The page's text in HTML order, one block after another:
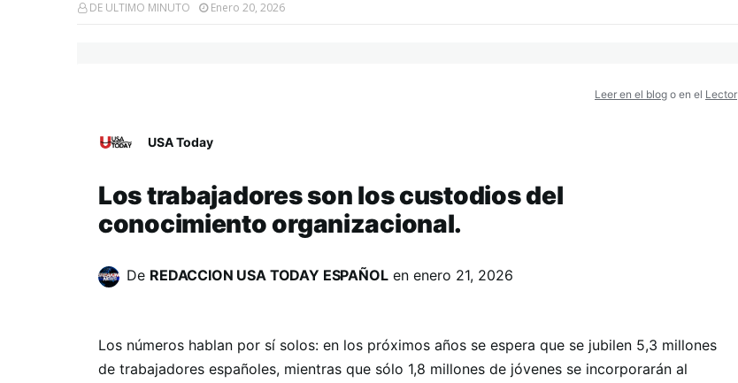
DE ULTIMO MINUTO Enero 20, 2026
Leer en el blog o en el Lector
USA Today
Los trabajadores son los custodios del
conocimiento organizacional.
De REDACCION USA TODAY ESPAÑOLen enero 21, 2026
Los números hablan por sí solos: en los próximos años se espera que se jubilen 5,3 millones
de trabajadores españoles, mientras que sólo 1,8 millones de jóvenes se incorporarán al